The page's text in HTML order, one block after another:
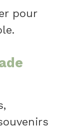
pour